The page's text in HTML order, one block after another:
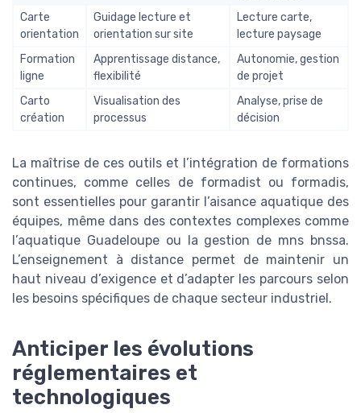
Carte
orientation
Guidage lecture et
orientation sur site
Lecture carte,
lecture paysage
Formation
ligne
Apprentissage distance,
flexibilité
Autonomie, gestion
de projet
Carto
création
Visualisation des
processus
Analyse, prise de
décision
La maîtrise de ces outils et l’intégration de formations
continues, comme celles de formadist ou formadis,
sont essentielles pour garantir l’aisance aquatique des
équipes, même dans des contextes complexes comme
l’aquatique Guadeloupe ou la gestion de mns bnssa.
L’enseignement à distance permet de maintenir un
haut niveau d’exigence et d’adapter les parcours selon
les besoins spécifiques de chaque secteur industriel.
Anticiper les évolutions
réglementaires et
technologiques